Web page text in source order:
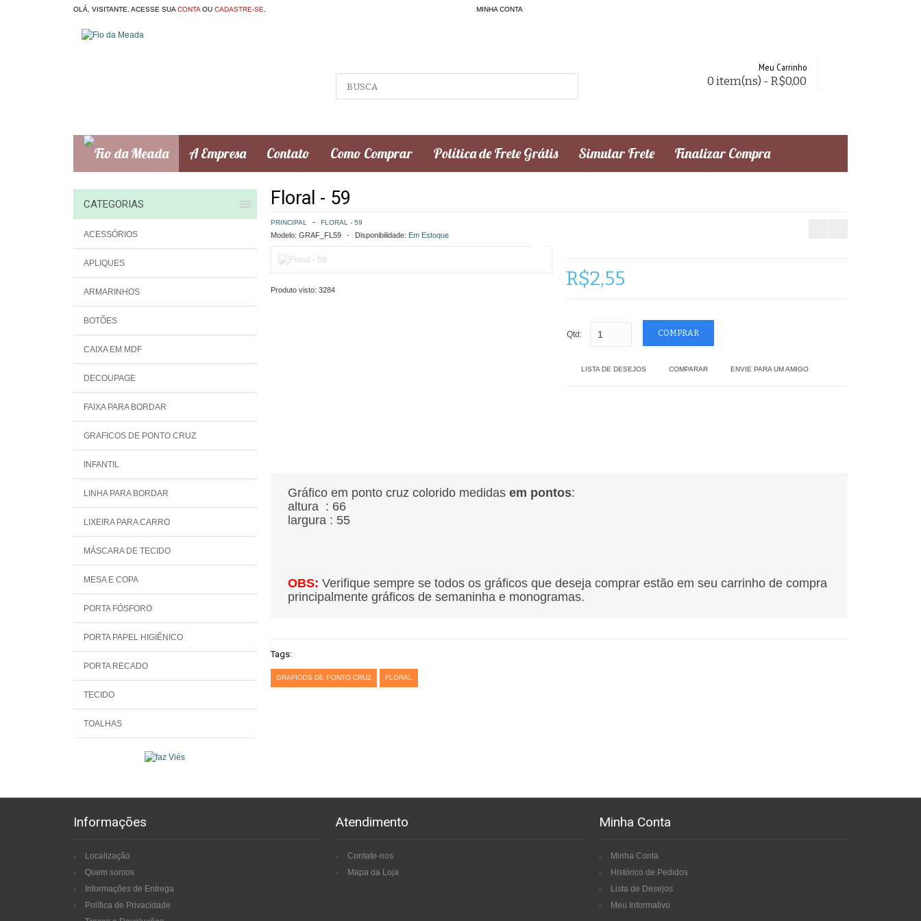
OLÁ, VISITANTE. ACESSE SUA CONTA OU CADASTRE-SE MINHA CONTA
Meu Carrinho
0 item(ns) - R$0,00
A Empresa Contato Como Comprar Política de Frete Grátis Simular Frete Finalizar Compra
CATEGORIAS
ACESSÓRIOS
APLIQUES
ARMARINHOS
BOTÕES
CAIXA EM MDF
DECOUPAGE
FAIXA PARA BORDAR
GRAFICOS DE PONTO CRUZ
INFANTIL
LINHA PARA BORDAR
LIXEIRA PARA CARRO
MÁSCARA DE TECIDO
MESA E COPA
PORTA FÓSFORO
PORTA PAPEL HIGIÊNICO
PORTA RECADO
TECIDO
TOALHAS
Floral - 59
PRINCIPAL FLORAL - 59
Modelo: GRAF_FL59 Disponibilidade: Em Estoque
Produto visto: 3284 R$2,55
Qtd:
LISTA DE DESEJOS COMPARAR ENVIE PARA UM AMIGO
Gráfico em ponto cruz colorido medidas em pontos:
altura : 66
largura : 55
OBS: Verifique sempre se todos os gráficos que deseja comprar estão em seu carrinho de compra
principalmente gráficos de semaninha e monogramas.
Tags:
GRAFICOS DE PONTO CRUZ FLORAL
Informações
Localização
Quem somos
Informações de Entrega
Política de Privacidade
Atendimento
Contate-nos
Mapa da Loja
Minha Conta
Minha Conta
Histórico de Pedidos
Lista de Desejos
Meu Informativo